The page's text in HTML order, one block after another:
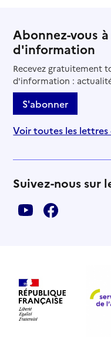
Abonnez-vous
d'information
Recevez gratuitement
d'information :
S'abonner
Voir toutes les
Suivez-nous sur